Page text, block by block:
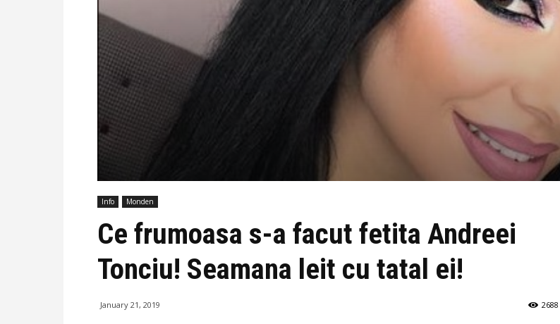
Info Monden
Ce frumoasa s-a facut fetita Andreei
Tonciu! Seamana leit cu tatal ei!
January 21, 2019 2688